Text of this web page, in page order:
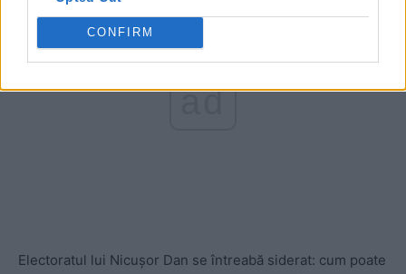
CONFIRM
ad
Electoratul lui Nicușor Dan se întreabă siderat: cum poate